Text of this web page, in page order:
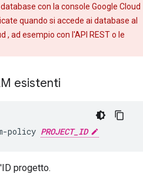
con la console Google Cloud
quando si accede ai database al
, ad esempio con l'API REST o le
esistenti
policy PROJECT_ID
progetto.